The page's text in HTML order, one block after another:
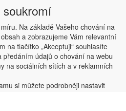
Software a.s. 2019
soukromí
Na základě Vašeho chování na
a zobrazujeme Vám relevantní
na tlačítko „Akceptuji“ souhlasíte
údajů o chování na webu
na sociálních sítích a v reklamních
si můžete podrobněji nastavit